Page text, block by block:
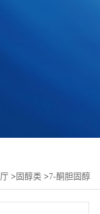
> 固醇类 >7-酮胆固醇